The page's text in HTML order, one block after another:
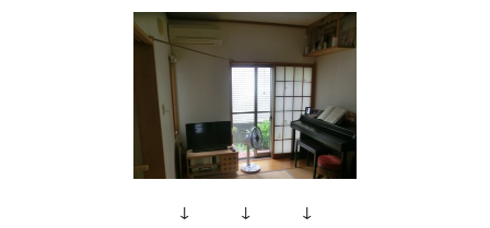
↓ ↓ ↓